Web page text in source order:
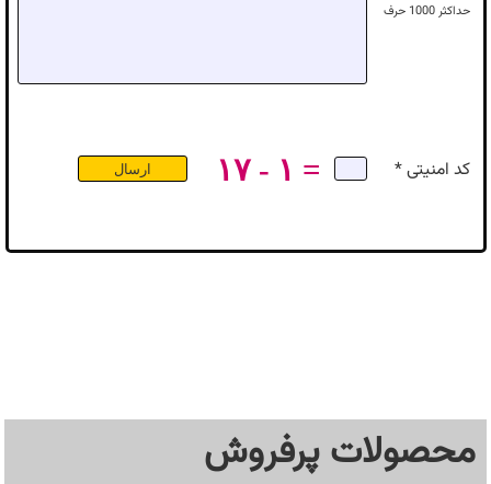
حداکثر1000 حرف
کد امنیتی * ۱۷ - ۱ =
محصولات پرفروش